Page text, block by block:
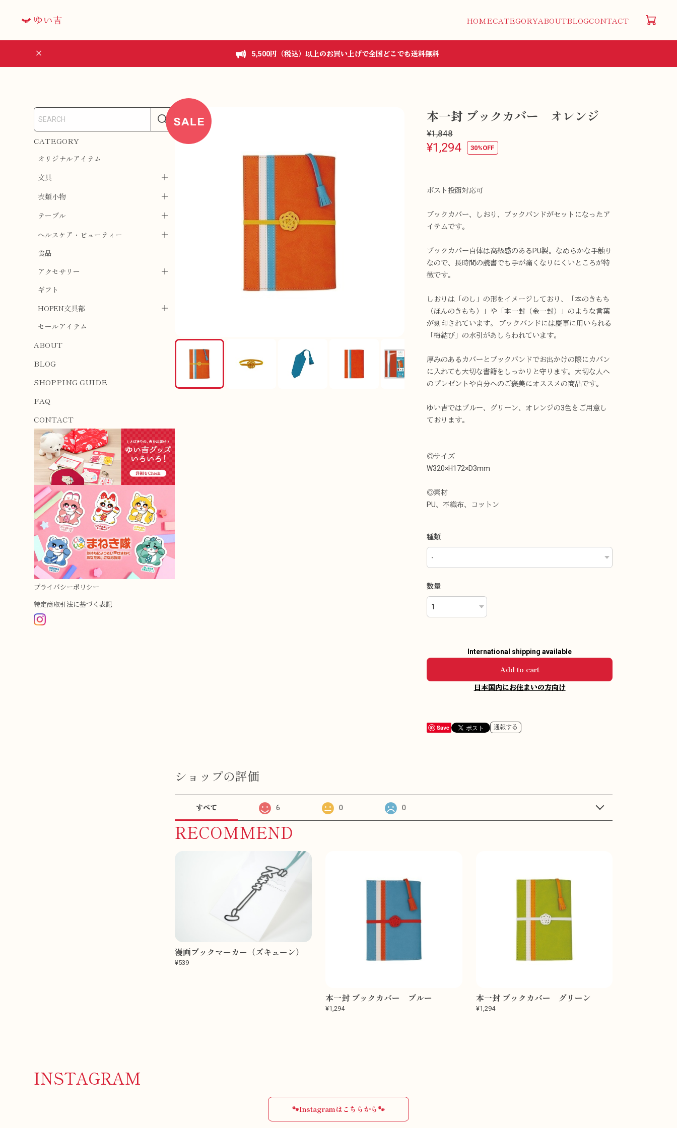
HOMECATEGORYABOUTBLOGCONTACT
5,500円（税込）以上のお買い上げで全国どこでも送料無料
CATEGORY
オリジナルアイテム
文具
衣類小物
テーブル
ヘルスケア・ビューティー
食品
アクセサリー
ギフト
HOPEN文具部
セールアイテム
ABOUT
BLOG
SHOPPING GUIDE
FAQ
CONTACT
プライバシーポリシー
特定商取引法に基づく表記
本一封 ブックカバー オレンジ
¥1,848
30%OFF
¥1,294
ポスト投函対応可
ブックカバー、しおり、ブックバンドがセットになったア
イテムです。
ブックカバー自体は高級感のあるPU製。なめらかな手触り
なので、長時間の読書でも手が痛くなりにくいところが特
徴です。
しおりは「のし」の形をイメージしており、「本のきもち
（ほんのきもち）」や「本一封（金一封）」のような言葉
が刻印されています。 ブックバンドには慶事に用いられる
「梅結び」の水引があしらわれています。
厚みのあるカバーとブックバンドでお出かけの際にカバン
に入れても大切な書籍をしっかりと守ります。大切な人へ
のプレゼントや自分へのご褒美にオススメの商品です。
ゆい吉ではブルー、グリーン、オレンジの3色をご用意し
ております。
◎サイズ
W320×H172×D3mm
◎素材
PU、不織布、コットン
種類
数量
International shipping available
Add to cart
日本国内にお住まいの方向け
Save 通報する
ショップの評価
すべて 6 0 0
RECOMMEND
漫画ブックマーカー（ズキューン）
¥539
本一封 ブックカバー ブルー
¥1,294
本一封 ブックカバー グリーン
¥1,294
INSTAGRAM
🐾Instagramはこちらから🐾